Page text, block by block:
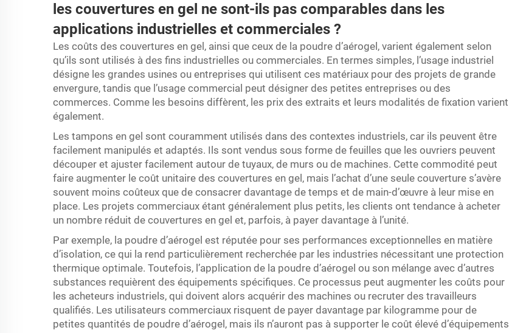
les couvertures en gel ne sont-ils pas comparables dans les
applications industrielles et commerciales ?
Les coûts des couvertures en gel, ainsi que ceux de la poudre d’aérogel, varient également selon
qu’ils sont utilisés à des fins industrielles ou commerciales. En termes simples, l’usage industriel
désigne les grandes usines ou entreprises qui utilisent ces matériaux pour des projets de grande
envergure, tandis que l’usage commercial peut désigner des petites entreprises ou des
commerces. Comme les besoins diffèrent, les prix des extraits et leurs modalités de fixation varient
également.
Les tampons en gel sont couramment utilisés dans des contextes industriels, car ils peuvent être
facilement manipulés et adaptés. Ils sont vendus sous forme de feuilles que les ouvriers peuvent
découper et ajuster facilement autour de tuyaux, de murs ou de machines. Cette commodité peut
faire augmenter le coût unitaire des couvertures en gel, mais l’achat d’une seule couverture s’avère
souvent moins coûteux que de consacrer davantage de temps et de main-d’œuvre à leur mise en
place. Les projets commerciaux étant généralement plus petits, les clients ont tendance à acheter
un nombre réduit de couvertures en gel et, parfois, à payer davantage à l’unité.
Par exemple, la poudre d’aérogel est réputée pour ses performances exceptionnelles en matière
d’isolation, ce qui la rend particulièrement recherchée par les industries nécessitant une protection
thermique optimale. Toutefois, l’application de la poudre d’aérogel ou son mélange avec d’autres
substances requièrent des équipements spécifiques. Ce processus peut augmenter les coûts pour
les acheteurs industriels, qui doivent alors acquérir des machines ou recruter des travailleurs
qualifiés. Les utilisateurs commerciaux risquent de payer davantage par kilogramme pour de
petites quantités de poudre d’aérogel, mais ils n’auront pas à supporter le coût élevé d’équipements